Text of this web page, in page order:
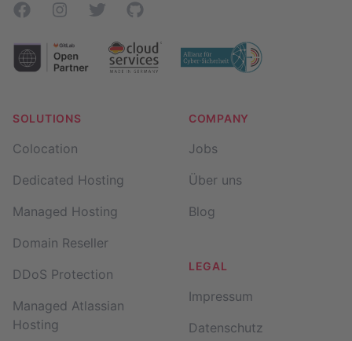
FacebookInstagramTwitterGitHub
SOLUTIONS
Colocation
Dedicated Hosting
Managed Hosting
Domain Reseller
DDoS Protection
Managed Atlassian
Hosting
COMPANY
Jobs
Über uns
Blog
LEGAL
Impressum
Datenschutz